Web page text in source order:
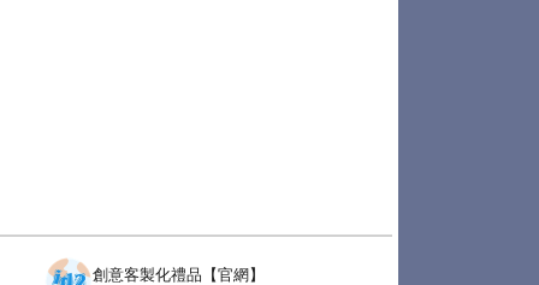
創意客製化禮品【官網】